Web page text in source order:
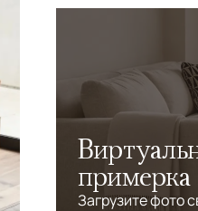
примерка
Загрузите фото